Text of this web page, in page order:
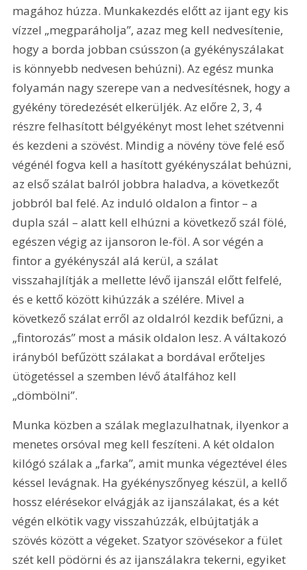
magához húzza. Munkakezdés előtt az ijant egy kis
vízzel „megparáholja”, azaz meg kell nedvesítenie,
hogy a borda jobban csússzon (a gyékényszálakat
is könnyebb nedvesen behúzni). Az egész munka
folyamán nagy szerepe van a nedvesítésnek, hogy a
gyékény töredezését elkerüljék. Az előre 2, 3, 4
részre felhasított bélgyékényt most lehet szétvenni
és kezdeni a szövést. Mindig a növény töve felé eső
végénél fogva kell a hasított gyékényszálat behúzni,
az első szálat balról jobbra haladva, a következőt
jobbról bal felé. Az induló oldalon a fintor – a
dupla szál – alatt kell elhúzni a következő szál fölé,
egészen végig az ijansoron le-föl. A sor végén a
fintor a gyékényszál alá kerül, a szálat
visszahajlítják a mellette lévő ijanszál előtt felfelé,
és e kettő között kihúzzák a szélére. Mivel a
következő szálat erről az oldalról kezdik befűzni, a
„fintorozás” most a másik oldalon lesz. A váltakozó
irányból befűzött szálakat a bordával erőteljes
ütögetéssel a szemben lévő átalfához kell
„dömbölni”.
Munka közben a szálak meglazulhatnak, ilyenkor a
menetes orsóval meg kell feszíteni. A két oldalon
kilógó szálak a „farka”, amit munka végeztével éles
késsel levágnak. Ha gyékényszőnyeg készül, a kellő
hossz elérésekor elvágják az ijanszálakat, és a két
végén elkötik vagy visszahúzzák, elbújtatják a
szövés között a végeket. Szatyor szövésekor a fület
szét kell pödörni és az ijanszálakra tekerni, egyiket